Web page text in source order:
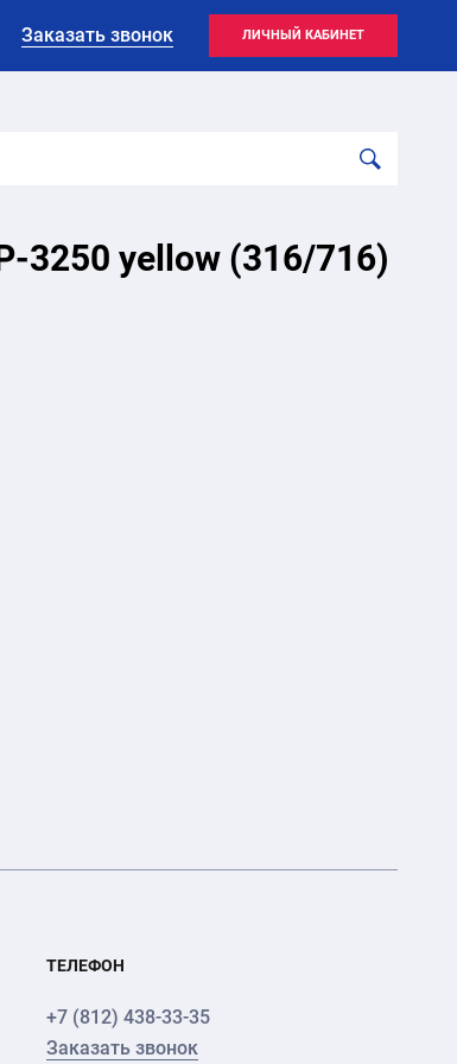
Заказать звонок ЛИЧНЫЙ КАБИНЕТ
3250 yellow (316/716)
ТЕЛЕФОН
+7 (812) 438-33-35
Заказать звонок